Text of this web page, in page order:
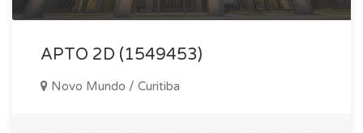
APTO 2D (1549453)
Novo Mundo / Curitiba